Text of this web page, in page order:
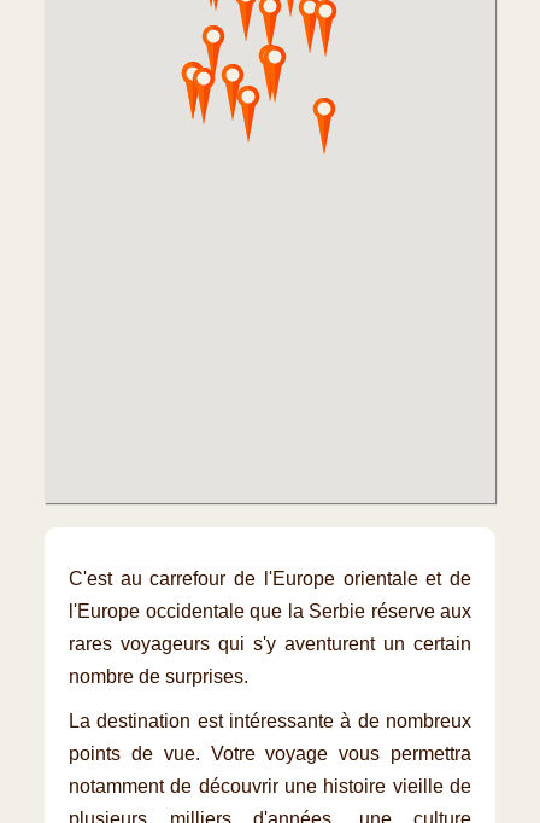
C'est au carrefour de l'Europe orientale et de
l'Europe occidentale que la Serbie réserve aux
rares voyageurs qui s'y aventurent un certain
nombre de surprises.
La destination est intéressante à de nombreux
points de vue. Votre voyage vous permettra
notamment de découvrir une histoire vieille de
plusieurs milliers d'années, une culture